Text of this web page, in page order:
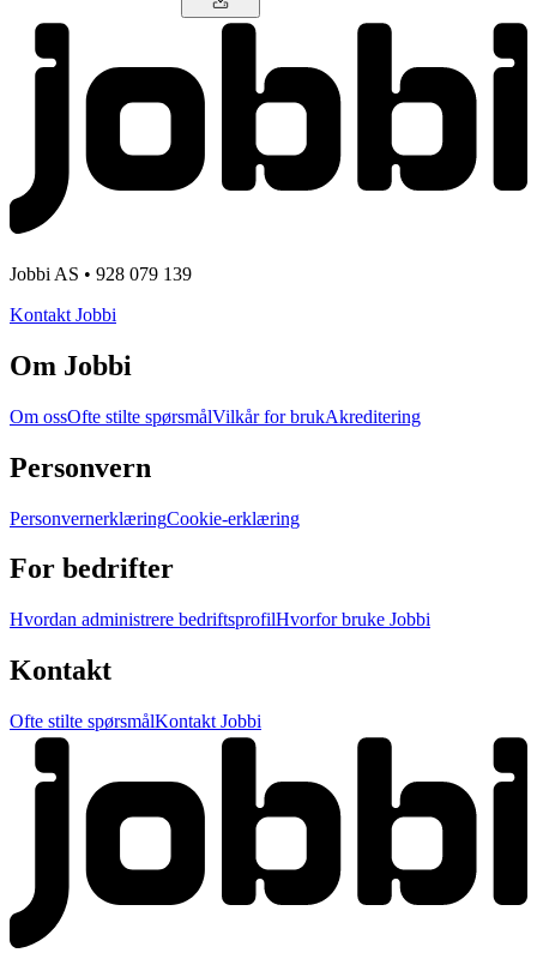
Jobbi AS • 928 079 139
Kontakt Jobbi
Om Jobbi
Om ossOfte stilte spørsmålVilkår for brukAkreditering
Personvern
PersonvernerklæringCookie-erklæring
For bedrifter
Hvordan administrere bedriftsprofilHvorfor bruke Jobbi
Kontakt
Ofte stilte spørsmålKontakt Jobbi